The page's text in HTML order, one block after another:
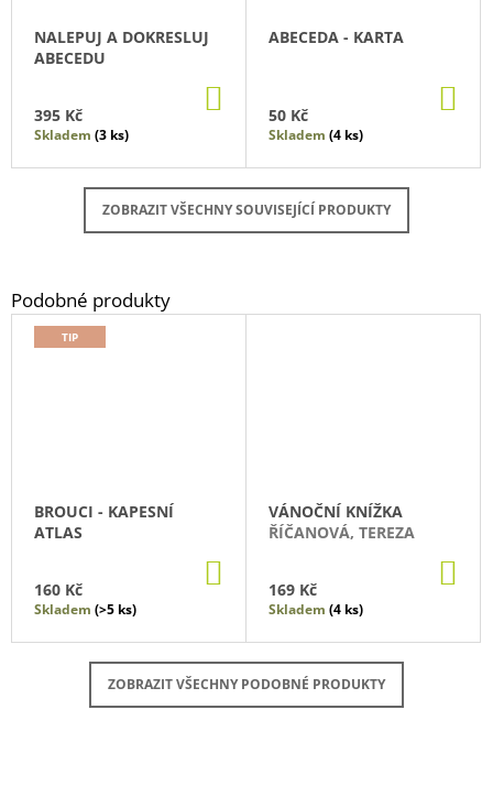
NALEPUJ A DOKRESLUJ
ABECEDU
395 Kč KOŠÍKU
Skladem (3 ks)
ABECEDA - KARTA
50 Kč
Skladem (4 ks)
ZOBRAZIT VŠECHNY SOUVISEJÍCÍ PRODUKTY
TIP
BROUCI - KAPESNÍ
ATLAS
160 Kč KOŠÍKU
Skladem (>5 ks)
VÁNOČNÍ KNÍŽKA
ŘÍČANOVÁ, TEREZA
169 Kč
Skladem (4 ks)
ZOBRAZIT VŠECHNY PODOBNÉ PRODUKTY